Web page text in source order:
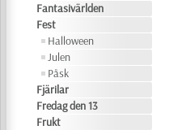
Fantasivärlden
Fest
Halloween
Julen
Påsk
Fjärilar
Fredag den 13
Frukt